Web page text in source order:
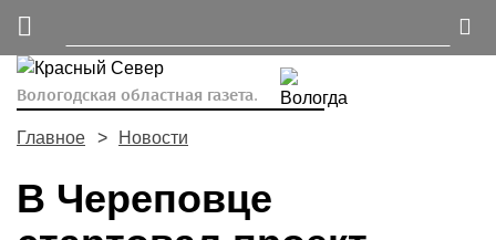
Вологодская областная газета.
Главное Новости
В Череповце